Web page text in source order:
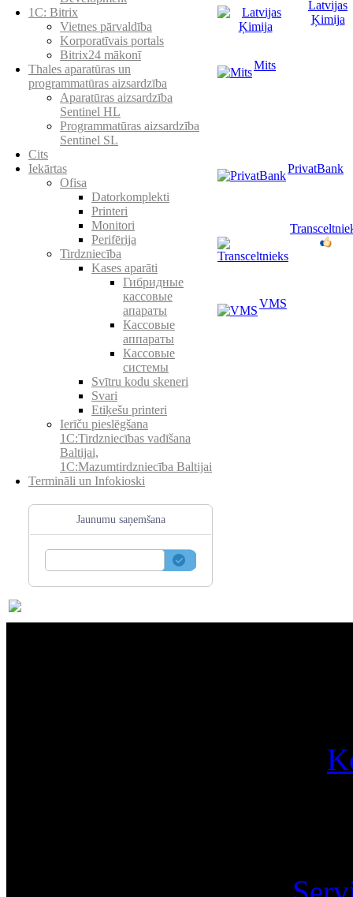
1C: Bitrix
Vietnes pārvaldība
Korporatīvais portals
Bitrix24 mākonī
Thales aparatūras un
programmatūras aizsardzība
Aparatūras aizsardzība
Sentinel HL
Programmatūras aizsardzība
Sentinel SL
Cits
Iekārtas
Ofisa
Datorkomplekti
Printeri
Monitori
Perifērija
Tirdzniecība
Kases aparāti
Гибридные
кассовые
апараты
Кассовые
аппараты
Кассовые
системы
Svītru kodu skeneri
Svari
Etiķešu printeri
Ierīču pieslēgšana
1C:Tirdzniecības vadīšana
Baltijai,
1C:Mazumtirdzniecība Baltijai
Termināli un Infokioski
Jaunumu saņemšana
Latvijas
Ķimija
Mits
PrivatBank
VMS